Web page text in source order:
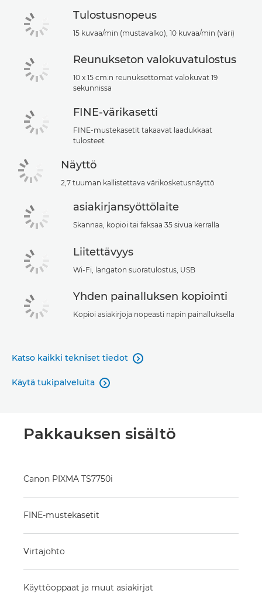
Tulostusnopeus
15 kuvaa/min (mustavalko), 10 kuvaa/min (väri)
Reunukseton valokuvatulostus
10 x 15 cm:n reunuksettomat valokuvat 19
sekunnissa
FINE-värikasetti
FINE-mustekasetit takaavat laadukkaat
tulosteet
Näyttö
2,7 tuuman kallistettava värikosketusnäyttö
asiakirjansyöttölaite
Skannaa, kopioi tai faksaa 35 sivua kerralla
Liitettävyys
Wi-Fi, langaton suoratulostus, USB
Yhden painalluksen kopiointi
Kopioi asiakirjoja nopeasti napin painalluksella
Katso kaikki tekniset tiedot 
Käytä tukipalveluita 
Pakkauksen sisältö
Canon PIXMA TS7750i
FINE-mustekasetit
Virtajohto
Käyttöoppaat ja muut asiakirjat